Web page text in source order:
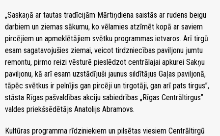
„Saskaņā ar tautas tradīcijām Mārtiņdiena saistās ar rudens beigu
darbiem un ziemas sākumu, ko vēlamies atzīmēt kopā ar saviem
pircējiem un apmeklētājiem svētku programmas ietvaros. Arī tirgū
esam sagatavojušies ziemai, veicot tirdzniecības paviljonu jumtu
remontu, pirmo reizi vēsturē pieslēdzot centrālajai apkurei Sakņu
paviljonu, kā arī esam uzstādījuši jaunus sildītājus Gaļas paviljonā,
tāpēc svētkus ir pelnījis gan pircēji un tirgotāji, gan arī pats tirgus”,
stāsta Rīgas pašvaldības akciju sabiedrības „Rīgas Centrāltirgus”
valdes priekšsēdētājs Anatolijs Abramovs.
Kultūras programma rīdziniekiem un pilsētas viesiem Centrāltirgū